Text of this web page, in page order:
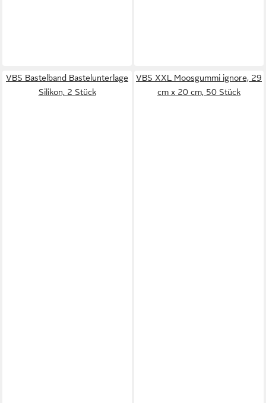
VBS Bastelband Bastelunterlage
Silikon, 2 Stück
VBS XXL Moosgummi ignore, 29
cm x 20 cm, 50 Stück